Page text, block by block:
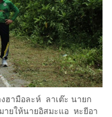
ฮามือละห์ ลาเต๊ะ นายก
ายให้นายอิสมะแอ หะยีอา